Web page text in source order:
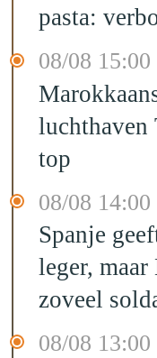
pasta:
08/08 15:00
luchthaven
top
08/08 14:00
Spanje
leger,
zoveel
08/08 13:00